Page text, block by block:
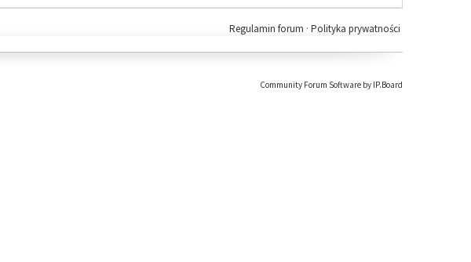
Polityka prywatności
Regulamin forum ·
Community Forum Software by IP.Board